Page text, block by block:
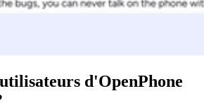
d'OpenPhone